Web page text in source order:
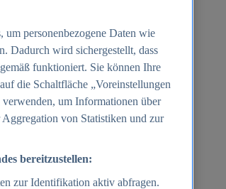
um personenbezogene Daten wie
Dadurch wird sichergestellt, dass
funktioniert. Sie können Ihre
die Schaltfläche „Voreinstellungen
um Informationen über
von Statistiken und zur
bereitzustellen:
zur Identifikation aktiv abfragen.